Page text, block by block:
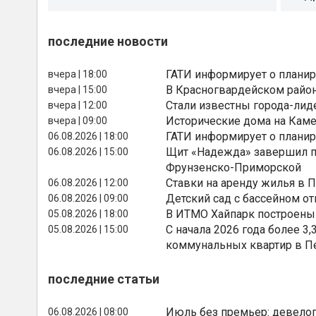
последние новости
вчера | 18:00 ГАТИ информирует о
вчера | 15:00 В Красногвардейском
вчера | 12:00 Стали известны города-
вчера | 09:00 Исторические дома на
06.08.2026 | 18:00 ГАТИ информирует о
06.08.2026 | 15:00
Щит «Надежда» завершил
Фрунзенско-Приморской
06.08.2026 | 12:00 Ставки на аренду жилья в
06.08.2026 | 09:00 Детский сад с бассейном
05.08.2026 | 18:00 В ИТМО Хайпарк
05.08.2026 | 15:00
С начала 2026 года более
коммунальных квартир в
последние статьи
06.08.2026 | 08:00 Июль без премьер: